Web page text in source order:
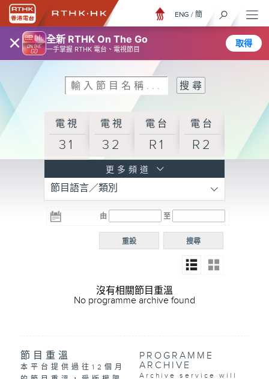
× 全新 RTHK On The Go
一手掌握 RTHK 電台、電視節目
取得
ENG / 簡
電視
31
電視
32
電台
R1
電台
R2
R3
電台 電台
R5
電台
普通
更多頻道
節目語言／類別
由 至
搜尋
重設
沒有相關節目重溫
No programme archive found
節目重溫
本平台提供過往12個月
PROGRAMME
ARCHIVE
Archive service will